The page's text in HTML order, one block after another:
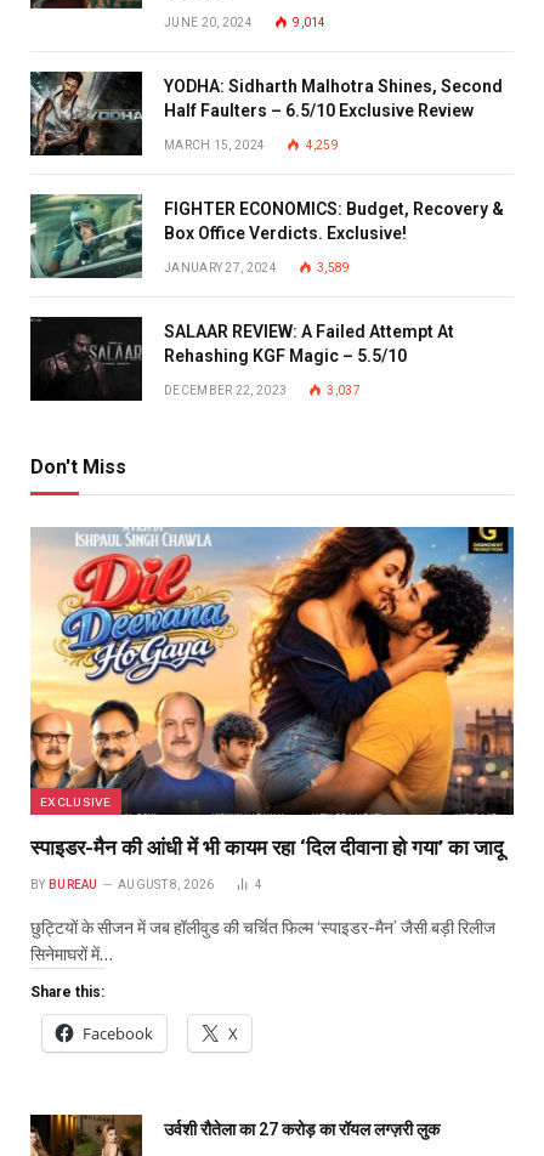
JUNE 20, 2024 9,014
YODHA: Sidharth Malhotra Shines, Second
Half Faulters – 6.5/10 Exclusive Review
MARCH 15, 2024 4,259
FIGHTER ECONOMICS: Budget, Recovery &
Box Office Verdicts. Exclusive!
JANUARY 27, 2024 3,589
SALAAR REVIEW: A Failed Attempt At
Rehashing KGF Magic – 5.5/10
DECEMBER 22, 2023 3,037
Don't Miss
EXCLUSIVE
स्पाइडर-मैन की आंधी में भी कायम रहा ‘दिल दीवाना हो गया’ का जादू
BY BUREAU AUGUST 8, 2026 4
छुट्टियों के सीजन में जब हॉलीवुड की चर्चित फिल्म ‘स्पाइडर-मैन’ जैसी बड़ी रिलीज
सिनेमाघरों में…
Share this:
Facebook X
उर्वशी रौतेला का ₹27 करोड़ का रॉयल लग्ज़री लुक